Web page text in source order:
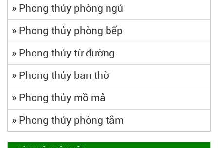
» Phong thủy phòng ngủ
» Phong thủy phòng bếp
» Phong thủy từ đường
» Phong thủy ban thờ
» Phong thủy mồ mả
» Phong thủy phòng tắm